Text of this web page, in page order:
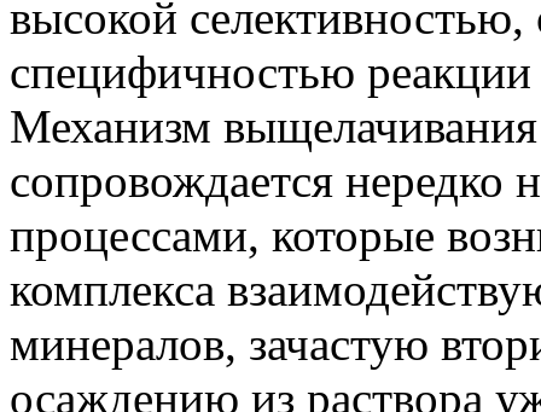
высокой селективностью,
специфичностью реакции
Механизм
сопровождается
процессами, которые
комплекса
минералов, зачастую
осаждению из раствора